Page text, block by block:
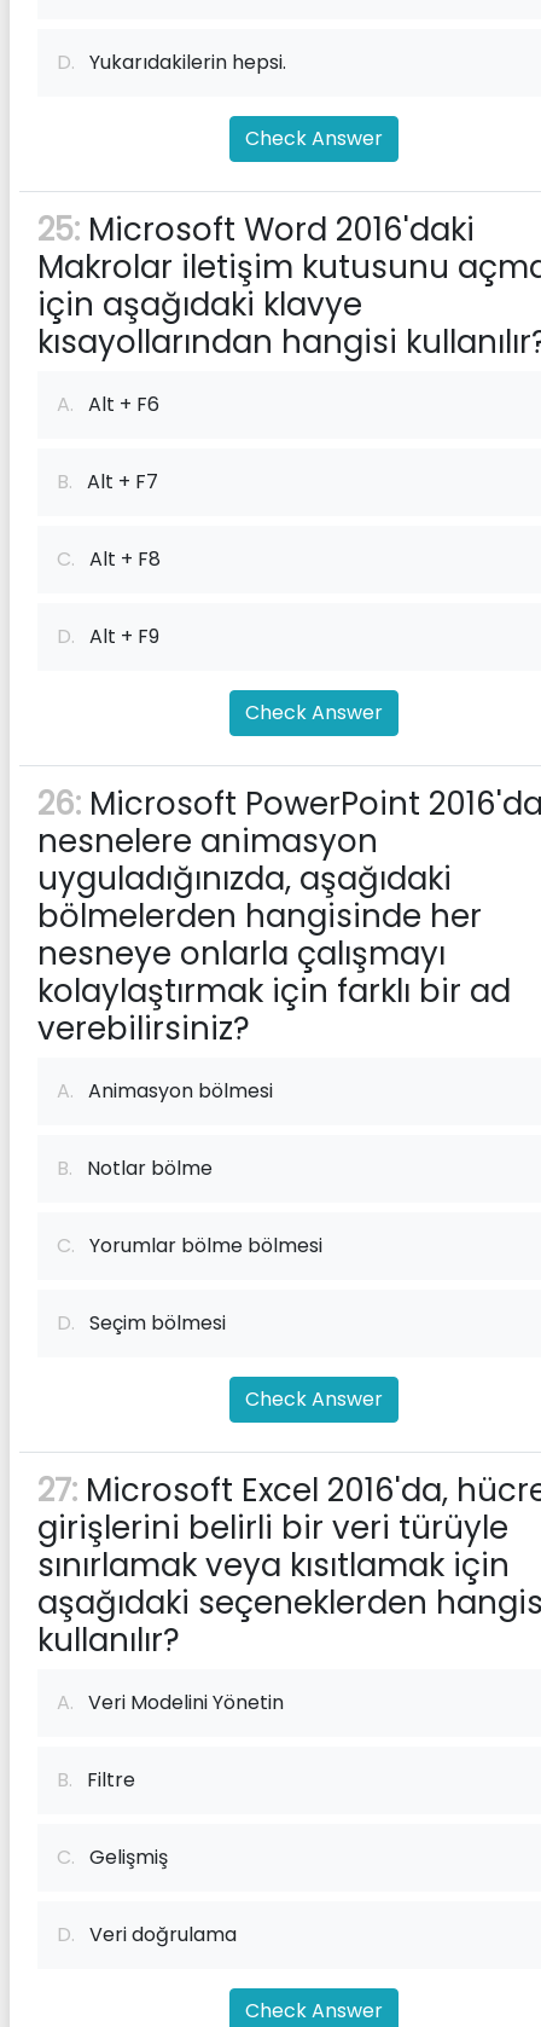
D. Yukarıdakilerin hepsi.
Check Answer
25: Microsoft Word 2016'daki
Makrolar iletişim kutusunu
için aşağıdaki klavye
kısayollarından hangisi
A. Alt + F6
B. Alt + F7
C. Alt + F8
D. Alt + F9
Check Answer
26: Microsoft PowerPoint
nesnelere animasyon
uyguladığınızda, aşağıdaki
bölmelerden hangisinde her
nesneye onlarla çalışmayı
kolaylaştırmak için farklı bir ad
verebilirsiniz?
A. Animasyon bölmesi
B. Notlar bölme
C. Yorumlar bölme bölmesi
D. Seçim bölmesi
Check Answer
27: Microsoft Excel 2016'da,
girişlerini belirli bir veri türüyle
sınırlamak veya kısıtlamak için
aşağıdaki seçeneklerden
kullanılır?
A. Veri Modelini Yönetin
B. Filtre
C. Gelişmiş
D. Veri doğrulama
Check Answer